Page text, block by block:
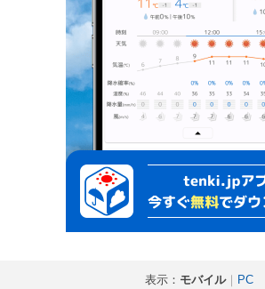
表示： モバイル｜ PC